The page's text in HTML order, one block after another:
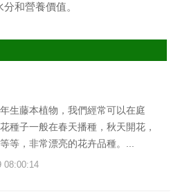
和營養價值。
生藤本植物，我們經常可以在庭
種子一般在春天播種，秋天開花，
等，非常漂亮的花卉品種。...
08:00:14